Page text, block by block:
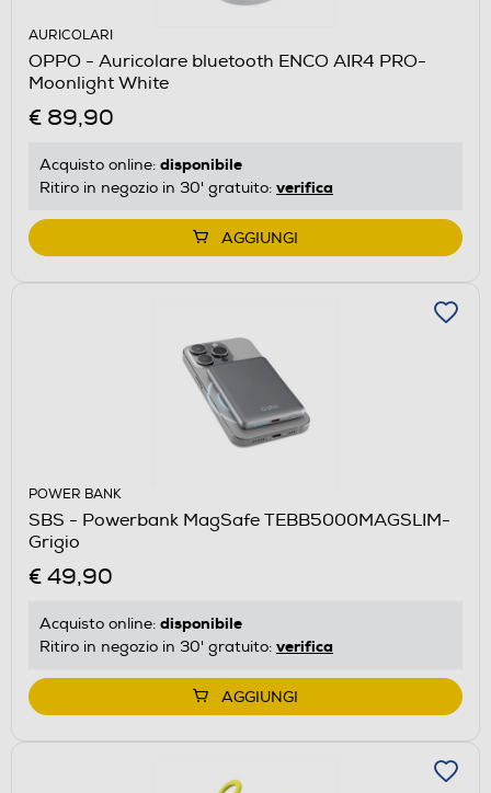
AURICOLARI
OPPO - Auricolare bluetooth ENCO AIR4 PRO-
Moonlight White
€ 89,90
Acquisto online: disponibile
Ritiro in negozio in 30' gratuito: verifica
AGGIUNGI
POWER BANK
SBS - Powerbank MagSafe TEBB5000MAGSLIM-
Grigio
€ 49,90
Acquisto online: disponibile
Ritiro in negozio in 30' gratuito: verifica
AGGIUNGI